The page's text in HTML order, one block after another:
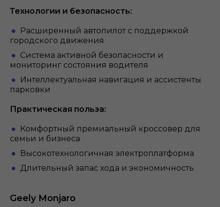
Технологии и безопасность:
Расширенный автопилот с поддержкой
городского движения
Система активной безопасности и
мониторинг состояния водителя
Интеллектуальная навигация и ассистенты
парковки
Практическая польза:
Комфортный премиальный кроссовер для
семьи и бизнеса
Высокотехнологичная электроплатформа
Длительный запас хода и экономичность
Geely Monjaro